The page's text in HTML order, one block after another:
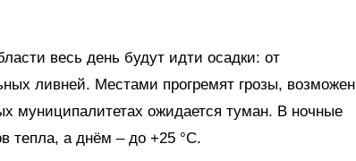
весь день будут идти осадки: от
ливней. Местами прогремят грозы, возможен
муниципалитетах ожидается туман. В ночные
тепла, а днём – до +25 °C.